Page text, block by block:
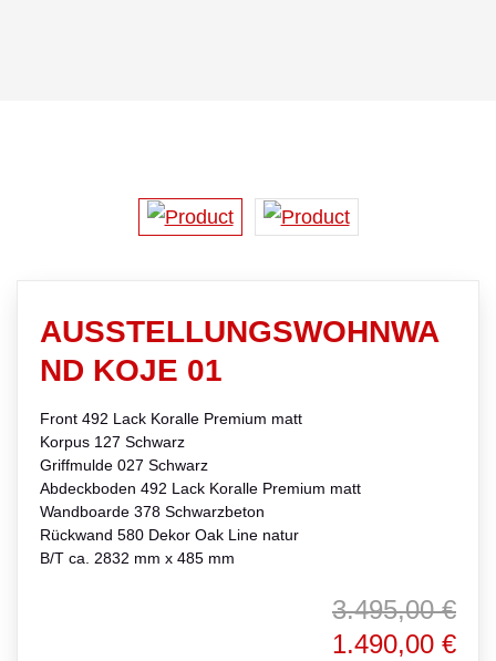
AUSSTELLUNGSWOHNWA
ND KOJE 01
Front 492 Lack Koralle Premium matt
Korpus 127 Schwarz
Griffmulde 027 Schwarz
Abdeckboden 492 Lack Koralle Premium matt
Wandboarde 378 Schwarzbeton
Rückwand 580 Dekor Oak Line natur
B/T ca. 2832 mm x 485 mm
3.495,00 €
1.490,00 €